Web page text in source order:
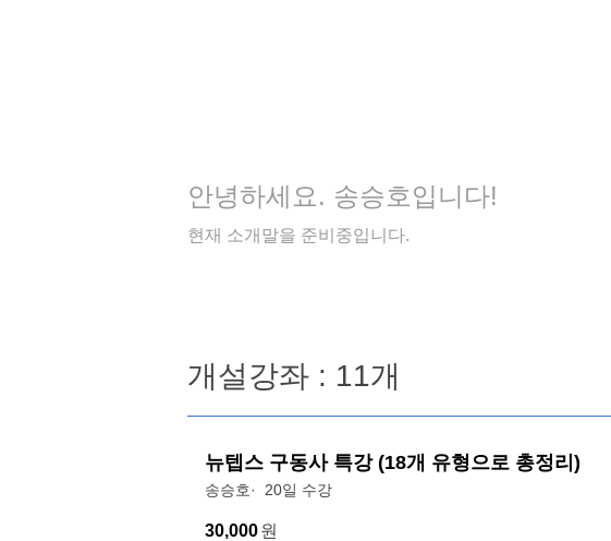
안녕하세요. 송승호입니다!
현재 소개말을 준비중입니다.
개설강좌 : 11개
뉴텝스 구동사 특강 (18개 유형으로 총정리)
송승호 20일 수강
30,000원